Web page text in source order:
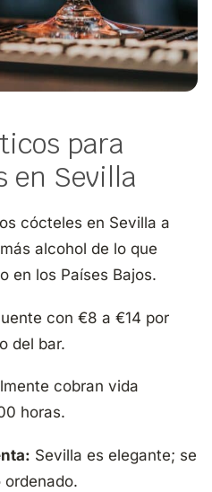
para
en Sevilla
cócteles en Sevilla a
alcohol de lo que
en los Países Bajos.
con €8 a €14 por
del bar.
cobran vida
horas.
Sevilla es elegante; se